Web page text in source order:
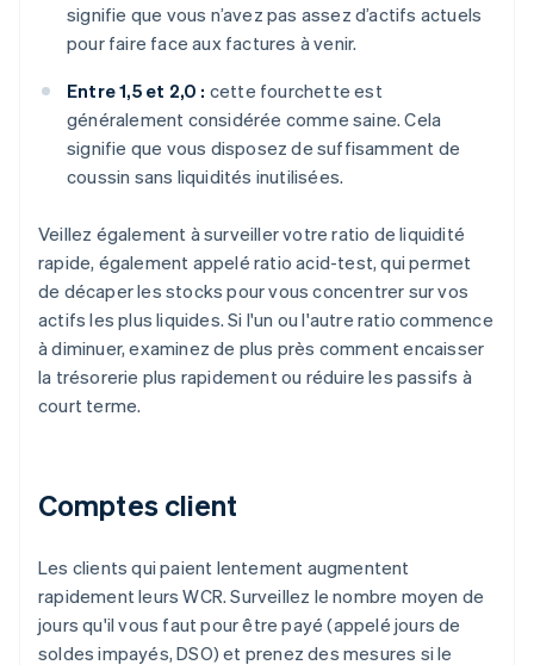
signifie que vous n’avez pas assez d’actifs actuels
pour faire face aux factures à venir.
Entre 1,5 et 2,0 : cette fourchette est
généralement considérée comme saine. Cela
signifie que vous disposez de suffisamment de
coussin sans liquidités inutilisées.
Veillez également à surveiller votre ratio de liquidité
rapide, également appelé ratio acid-test, qui permet
de décaper les stocks pour vous concentrer sur vos
actifs les plus liquides. Si l'un ou l'autre ratio commence
à diminuer, examinez de plus près comment encaisser
la trésorerie plus rapidement ou réduire les passifs à
court terme.
Comptes client
Les clients qui paient lentement augmentent
rapidement leurs WCR. Surveillez le nombre moyen de
jours qu'il vous faut pour être payé (appelé jours de
soldes impayés, DSO) et prenez des mesures si le